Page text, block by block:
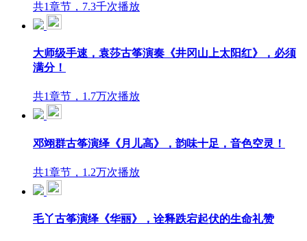
共1章节，7.3千次播放
大师级手速，袁莎古筝演奏《井冈山上太阳红》，必须
满分！
共1章节，1.7万次播放
邓翊群古筝演绎《月儿高》，韵味十足，音色空灵！
共1章节，1.2万次播放
毛丫古筝演绎《华丽》，诠释跌宕起伏的生命礼赞